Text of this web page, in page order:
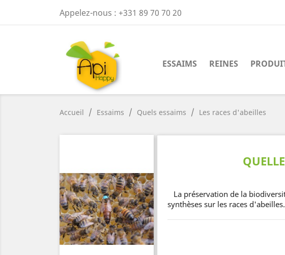
Appelez-nous : +331 89 70 70 20
ESSAIMS REINES
Accueil Essaims Quels essaims Les races d'abeilles
La préservation de la
synthèses sur les races